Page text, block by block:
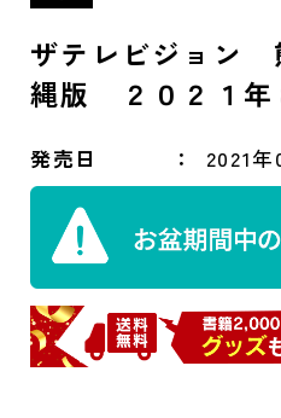
ザテレビジョン
縄版 ２０２１年
発売日 2021年